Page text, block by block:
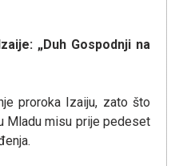
„Duh Gospodnji na
proroka Izaiju, zato što
Mladu misu prije pedeset